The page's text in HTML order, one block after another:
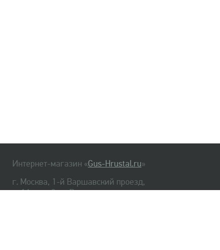
Интернет-магазин «Gus-Hrustal.ru»
г. Москва, 1-й Варшавский проезд,
д. 1А, стр. 3, м. Варшавская